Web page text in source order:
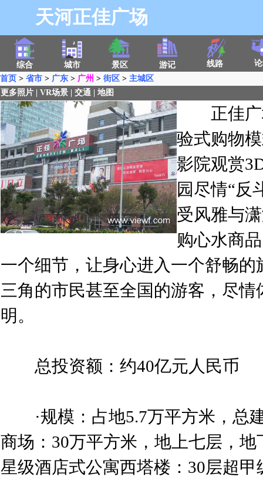
天河正佳广场
综合 城市 景区 游记 线路
首页 > 省市 > 广东 > 广州 > 街区 > 主城区
更多照片
VR场景 交通 地图
正佳广
验式购物
影院观赏
园尽情“反
受风雅与
购心水商
一个细节，让身心进入一个舒畅
三角的市民甚至全国的游客，尽
明。
总投资额：约40亿元人民币
·规模：占地5.7万平方米，总
商场：30万平方米，地上七层，
星级酒店式公寓西塔楼：30层超甲